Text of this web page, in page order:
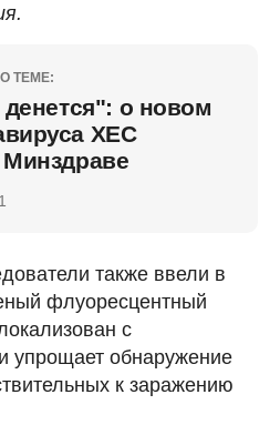
ТЕМЕ:
о новом
ХЕС
также ввели в
флуоресцентный
с
упрощает обнаружение
к заражению